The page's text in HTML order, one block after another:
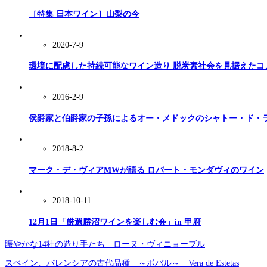
［特集 日本ワイン］山梨の今
2020-7-9
環境に配慮した持続可能なワイン造り 脱炭素社会を見据えた
2016-2-9
侯爵家と伯爵家の子孫によるオー・メドックのシャトー・ド・
2018-8-2
マーク・デ・ヴィアMWが語る ロバート・モンダヴィのワイン
2018-10-11
12月1日「厳選勝沼ワインを楽しむ会」in 甲府
賑やかな14社の造り手たち ローヌ・ヴィニョーブル
スペイン、バレンシアの古代品種 ～ボバル～ Vera de Estetas